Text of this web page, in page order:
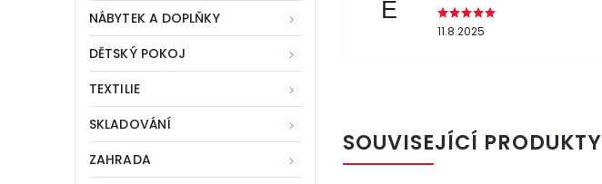
NÁBYTEK A DOPLŇKY
DĚTSKÝ POKOJ
TEXTILIE
SKLADOVÁNÍ
ZAHRADA
E
11.8.2025
SOUVISEJÍCÍ PRODUKTY